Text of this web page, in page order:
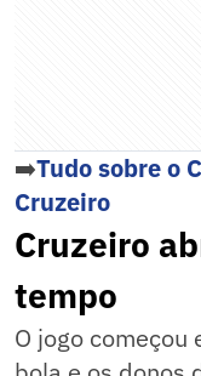
➡️Tudo sobre o
Cruzeiro
Cruzeiro
tempo
O jogo começou